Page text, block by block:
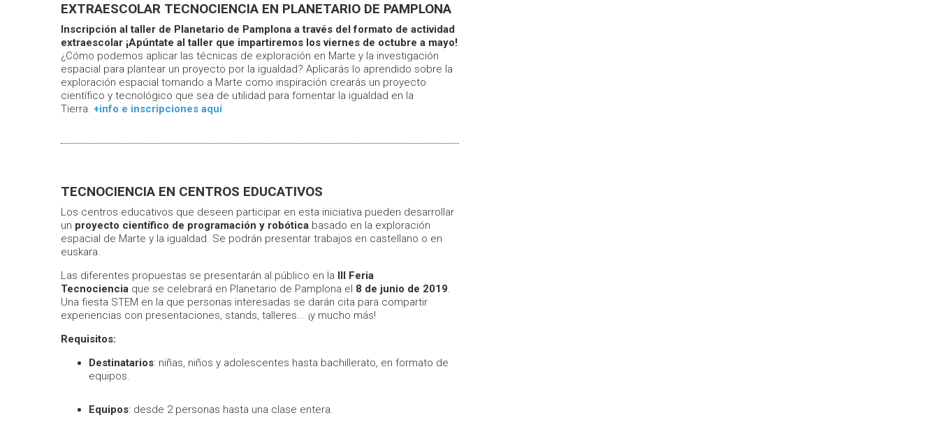
EXTRAESCOLAR TECNOCIENCIA EN PLANETARIO DE PAMPLONA
Inscripción al taller de Planetario de Pamplona a través del formato de actividad
extraescolar ¡Apúntate al taller que impartiremos los viernes de octubre a mayo!
¿Cómo podemos aplicar las técnicas de exploración en Marte y la investigación
espacial para plantear un proyecto por la igualdad? Aplicarás lo aprendido sobre la
exploración espacial tomando a Marte como inspiración crearás un proyecto
científico y tecnológico que sea de utilidad para fomentar la igualdad en la
Tierra. +info e inscripciones aquí
TECNOCIENCIA EN CENTROS EDUCATIVOS
Los centros educativos que deseen participar en esta iniciativa pueden desarrollar
un proyecto científico de programación y robótica basado en la exploración
espacial de Marte y la igualdad. Se podrán presentar trabajos en castellano o en
euskara.
Las diferentes propuestas se presentarán al público en la III Feria
Tecnociencia que se celebrará en Planetario de Pamplona el 8 de junio de 2019.
Una fiesta STEM en la que personas interesadas se darán cita para compartir
experiencias con presentaciones, stands, talleres... ¡y mucho más!
Requisitos:
Destinatarios: niñas, niños y adolescentes hasta bachillerato, en formato de
equipos.
Equipos: desde 2 personas hasta una clase entera.